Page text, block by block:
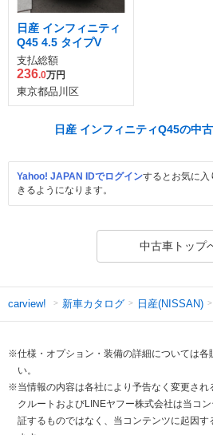
日産 インフィニティ
Q45 4.5 タイプV
支払総額
236.0万円
東京都品川区
日産 インフィニティQ45の中
Yahoo! JAPAN IDでログインするとお気に入
きるようになります。
中古車トップ
carview! 新車カタログ 日産(NISSAN)
※仕様・オプション・装備の詳細については各
い。
※当情報の内容は各社により予告なく変更され
クルートおよびLINEヤフー株式会社は当コ
証するものではなく、当コンテンツに起因